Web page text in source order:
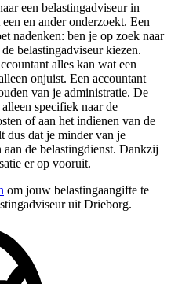
een belastingadviseur in
en ander onderzoekt. Een
nadenken: ben je op zoek naar
belastingadviseur kiezen.
alles kan wat een
onjuist. Een accountant
van je administratie. De
specifiek naar de
of aan het indienen van de
dus dat je minder van je
de belastingdienst. Dankzij
er op vooruit.
om jouw belastingaangifte te
uit Drieborg.